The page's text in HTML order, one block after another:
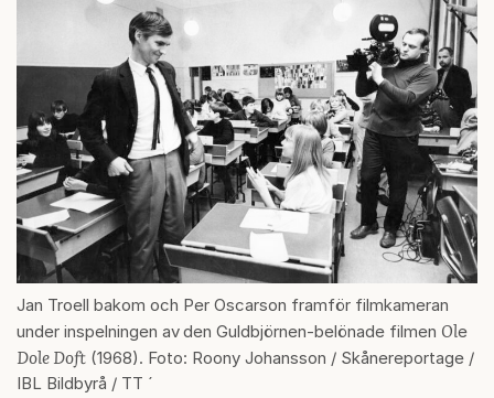
Jan Troell bakom och Per Oscarson framför filmkameran
under inspelningen avden Guldbjörnen-belönade filmen Ole
Dole Doft (1968). Foto: Roony Johansson / Skånereportage /
IBL Bildbyrå / TT ´